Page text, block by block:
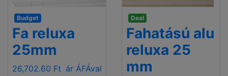
Budget
Fa reluxa
25mm
26,702.60 Ft ár ÁFÁval
Deal
Fahatású alu
reluxa 25
mm